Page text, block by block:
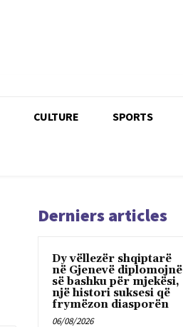
CULTURE SPORTS
Derniers articles
Dy vëllezër shqiptarë
në Gjenevë diplomojnë
së bashku për mjekësi,
një histori suksesi që
frymëzon diasporën
06/08/2026